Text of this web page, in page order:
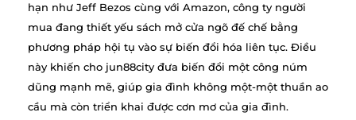
hạn như Jeff Bezos cùng với Amazon, công ty người
mua đang thiết yếu sách mở cửa ngõ đế chế bằng
phương pháp hội tụ vào sự biến đổi hóa liên tục. Điều
này khiến cho jun88city đưa biến đổi một công núm
dũng mạnh mẽ, giúp gia đình không một-một thuần ao
cầu mà còn triển khai được cơn mơ của gia đình.